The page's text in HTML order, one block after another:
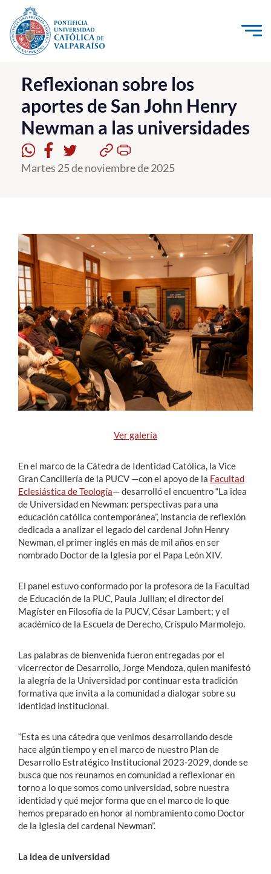
Click acá para ir directamente al contenido
La Universidad
Investigación, Creación e Innovación
PUCV Internacional
Vinculación con el Medio
Postgrado
Formación Continua
Estudiantes
Académicos
Funcionarios
Alumni
Reflexionan sobre los
aportes de San John Henry
Newman a las universidades
Martes 25 de noviembre de 2025
Ver galería
En el marco de la Cátedra de Identidad Católica, la Vice
Gran Cancillería de la PUCV —con el apoyo de la Facultad
Eclesiástica de Teología— desarrolló el encuentro “La idea
de Universidad en Newman: perspectivas para una
educación católica contemporánea”, instancia de reflexión
dedicada a analizar el legado del cardenal John Henry
Newman, el primer inglés en más de mil años en ser
nombrado Doctor de la Iglesia por el Papa León XIV.
El panel estuvo conformado por la profesora de la Facultad
de Educación de la PUC, Paula Jullian; el director del
Magíster en Filosofía de la PUCV, César Lambert; y el
académico de la Escuela de Derecho, Críspulo Marmolejo.
Las palabras de bienvenida fueron entregadas por el
vicerrector de Desarrollo, Jorge Mendoza, quien manifestó
la alegría de la Universidad por continuar esta tradición
formativa que invita a la comunidad a dialogar sobre su
identidad institucional.
“Esta es una cátedra que venimos desarrollando desde
hace algún tiempo y en el marco de nuestro Plan de
Desarrollo Estratégico Institucional 2023-2029, donde se
busca que nos reunamos en comunidad a reflexionar en
torno a lo que somos como universidad, sobre nuestra
identidad y qué mejor forma que en el marco de lo que
hemos preparado en honor al nombramiento como Doctor
de la Iglesia del cardenal Newman”.
La idea de universidad